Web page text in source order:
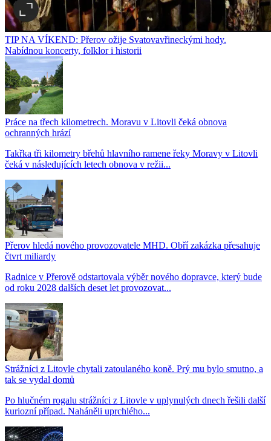
TIP NA VÍKEND: Přerov ožije Svatovavřineckými hody.
Nabídnou koncerty, folklor i historii
Práce na třech kilometrech. Moravu v Litovli čeká obnova
ochranných hrází
Takřka tři kilometry břehů hlavního ramene řeky Moravy v Litovli
čeká v následujících letech obnova v režii...
Přerov hledá nového provozovatele MHD. Obří zakázka přesahuje
čtvrt miliardy
Radnice v Přerově odstartovala výběr nového dopravce, který bude
od roku 2028 dalších deset let provozovat...
Strážníci z Litovle chytali zatoulaného koně. Prý mu bylo smutno, a
tak se vydal domů
Po hlučném rogalu strážníci z Litovle v uplynulých dnech řešili další
kuriozní případ. Naháněli uprchlého...